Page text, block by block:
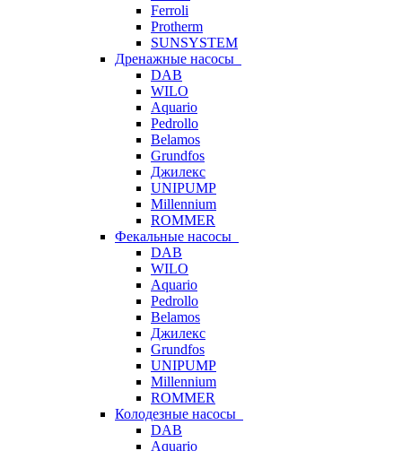
Ferroli
Protherm
SUNSYSTEM
Дренажные насосы
DAB
WILO
Aquario
Pedrollo
Belamos
Grundfos
Джилекс
UNIPUMP
Millennium
ROMMER
Фекальные насосы
DAB
WILO
Aquario
Pedrollo
Belamos
Джилекс
Grundfos
UNIPUMP
Millennium
ROMMER
Колодезные насосы
DAB
Aquario